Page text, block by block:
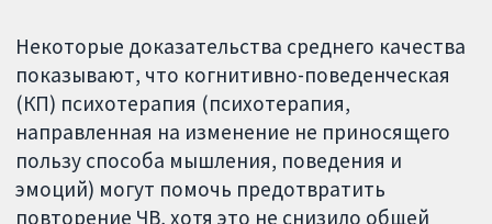
Некоторые доказательства среднего качества
показывают, что когнитивно-поведенческая
(КП) психотерапия (психотерапия,
направленная на изменение не приносящего
пользу способа мышления, поведения и
эмоций) могут помочь предотвратить
повторение ЧВ, хотя это не снизило общей